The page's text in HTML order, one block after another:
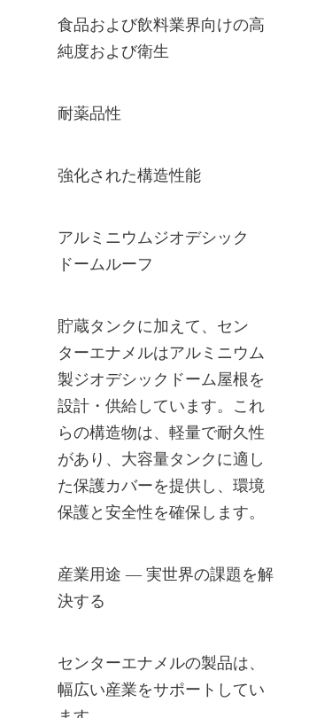
食品および飲料業界向けの高
純度および衛生
耐薬品性
強化された構造性能
アルミニウムジオデシック
ドームルーフ
貯蔵タンクに加えて、セン
ターエナメルはアルミニウム
製ジオデシックドーム屋根を
設計・供給しています。これ
らの構造物は、軽量で耐久性
があり、大容量タンクに適し
た保護カバーを提供し、環境
保護と安全性を確保します。
産業用途 — 実世界の課題を解
決する
センターエナメルの製品は、
幅広い産業をサポートしてい